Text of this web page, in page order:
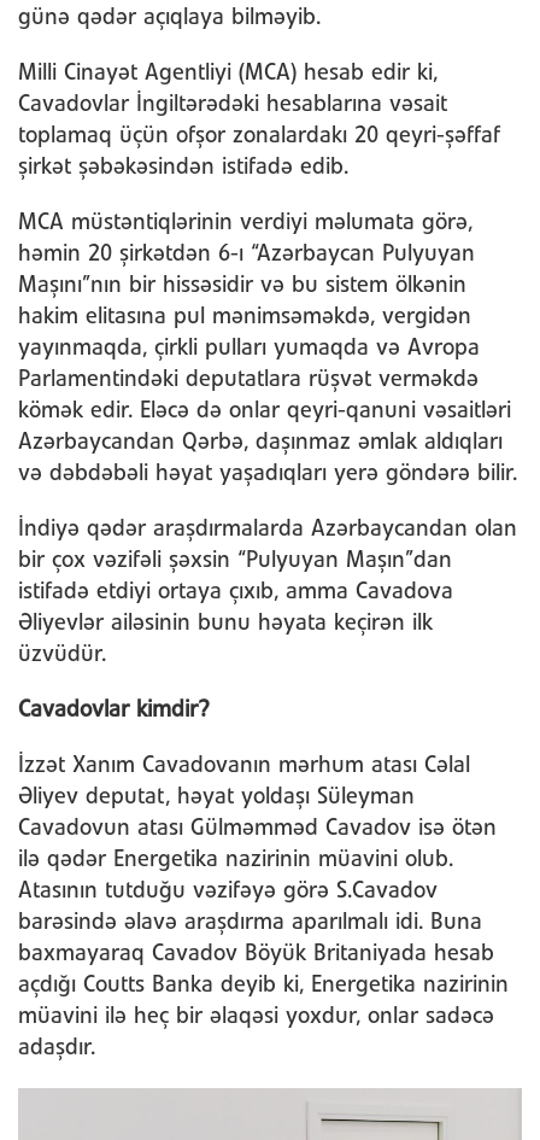
günə qədər açıqlaya bilməyib.
Milli Cinayət Agentliyi (MCA) hesab edir ki,
Cavadovlar İngiltərədəki hesablarına vəsait
toplamaq üçün ofşor zonalardakı 20 qeyri-şəffaf
şirkət şəbəkəsindən istifadə edib.
MCA müstəntiqlərinin verdiyi məlumata görə,
həmin 20 şirkətdən 6-ı “Azərbaycan Pulyuyan
Maşını”nın bir hissəsidir və bu sistem ölkənin
hakim elitasına pul mənimsəməkdə, vergidən
yayınmaqda, çirkli pulları yumaqda və Avropa
Parlamentindəki deputatlara rüşvət verməkdə
kömək edir. Eləcə də onlar qeyri-qanuni vəsaitləri
Azərbaycandan Qərbə, daşınmaz əmlak aldıqları
və dəbdəbəli həyat yaşadıqları yerə göndərə bilir.
İndiyə qədər araşdırmalarda Azərbaycandan olan
bir çox vəzifəli şəxsin “Pulyuyan Maşın”dan
istifadə etdiyi ortaya çıxıb, amma Cavadova
Əliyevlər ailəsinin bunu həyata keçirən ilk
üzvüdür.
Cavadovlar kimdir?
İzzət Xanım Cavadovanın mərhum atası Cəlal
Əliyev deputat, həyat yoldaşı Süleyman
Cavadovun atası Gülməmməd Cavadov isə ötən
ilə qədər Energetika nazirinin müavini olub.
Atasının tutduğu vəzifəyə görə S.Cavadov
barəsində əlavə araşdırma aparılmalı idi. Buna
baxmayaraq Cavadov Böyük Britaniyada hesab
açdığı Coutts Banka deyib ki, Energetika nazirinin
müavini ilə heç bir əlaqəsi yoxdur, onlar sadəcə
adaşdır.